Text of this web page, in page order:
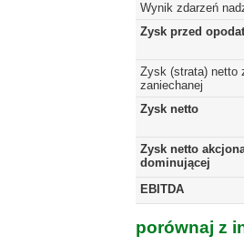
Wynik zdarzeń
Zysk przed
Zysk (strata) netto
zaniechanej
Zysk netto
Zysk netto
dominującej
EBITDA
porównaj z